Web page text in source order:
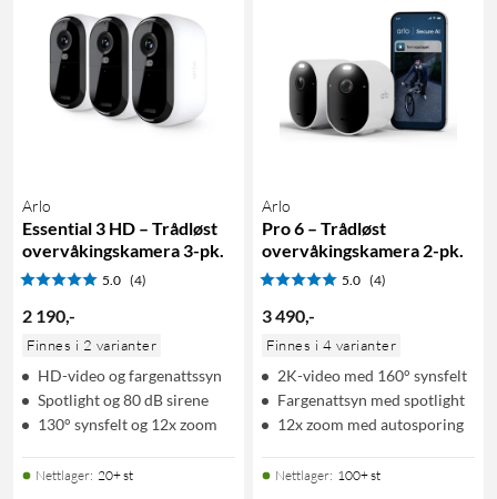
Arlo
Essential 3 HD – Trådløst
overvåkingskamera 3-pk.
5.0 (4)
2 190,-
Finnes i 2 varianter
HD-video og fargenattssyn
Spotlight og 80 dB sirene
130° synsfelt og 12x zoom
Nettlager: 20+ st
Arlo
Pro 6 – Trådløst
overvåkingskamera 2-pk.
5.0 (4)
3 490,-
Finnes i 4 varianter
2K-video med 160° synsfelt
Fargenattsyn med spotlight
12x zoom med autosporing
Nettlager: 100+ st